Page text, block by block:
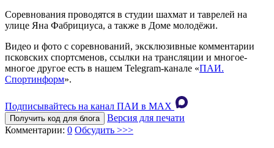
Соревнования проводятся в студии шахмат и таврелей на
улице Яна Фабрициуса, а также в Доме молодёжи.
Видео и фото с соревнований, эксклюзивные комментарии
псковских спортсменов, ссылки на трансляции и многое-
многое другое есть в нашем Telegram-канале «ПАИ.
Спортинформ».
Подписывайтесь на канал ПАИ в MAХ
Получить код для блога
Версия для печати
Комментарии: 0 Обсудить >>>